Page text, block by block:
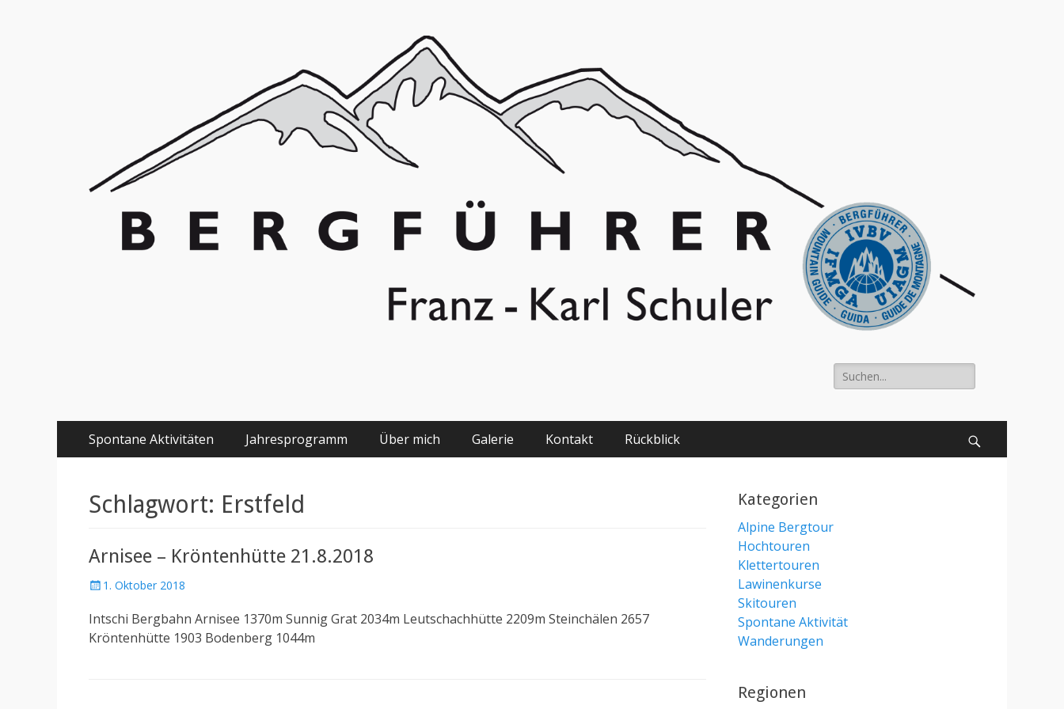
Suche
nach:
Primäres
Menü
zum
Spontane Aktivitäten Jahresprogramm Über mich Galerie Kontakt Rückblick
Schlagwort: Erstfeld
Arnisee – Kröntenhütte 21.8.2018
Posted
1. Oktober 2018
Intschi Bergbahn Arnisee 1370m Sunnig Grat 2034m Leutschachhütte 2209m Steinchälen 2657
Kröntenhütte 1903 Bodenberg 1044m
Kategorien
Alpine Bergtour
Hochtouren
Klettertouren
Lawinenkurse
Skitouren
Spontane Aktivität
Wanderungen
Regionen